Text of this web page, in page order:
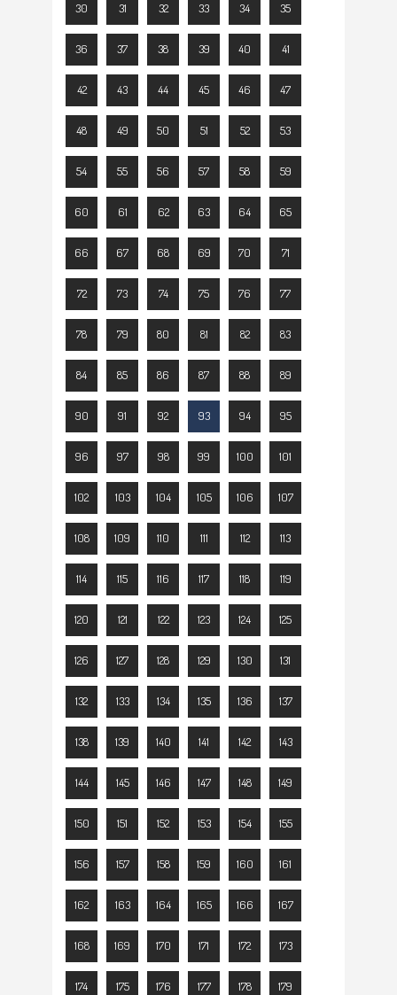
30 31 32 33 34 35
36 37 38 39 40 41
42 43 44 45 46 47
48 49 50 51 52 53
54 55 56 57 58 59
60 61 62 63 64 65
66 67 68 69 70 71
72 73 74 75 76 77
78 79 80 81 82 83
84 85 86 87 88 89
90 91 92 93 94 95
96 97 98 99 100 101
102 103 104 105 106 107
108 109 110 111 112 113
114 115 116 117 118 119
120 121 122 123 124 125
126 127 128 129 130 131
132 133 134 135 136 137
138 139 140 141 142 143
144 145 146 147 148 149
150 151 152 153 154 155
156 157 158 159 160 161
162 163 164 165 166 167
168 169 170 171 172 173
174 175 176 177 178 179